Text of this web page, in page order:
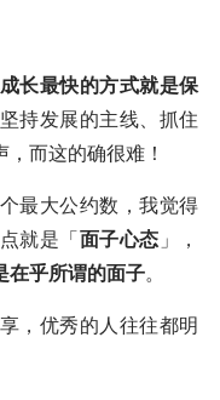
长最快的方式就是保
持发展的主线、抓住
而这的确很难！
最大公约数，我觉得
就是「 面子心态 」，
在乎所谓的面子。
，优秀的人往往都明